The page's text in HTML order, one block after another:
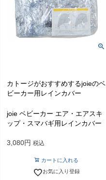
カトージがおすすめするjoieのベ
ビーカー用レインカバー
joie ベビーカー エア・エアスキ
ップ・スマバギ用レインカバー
3,080 税込
カートに入れる
お気に入り登録